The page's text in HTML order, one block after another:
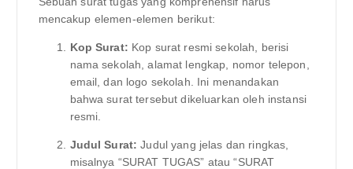
mencakup elemen-elemen berikut:
Kop Surat: Kop surat resmi sekolah, berisi
nama sekolah, alamat lengkap, nomor telepon,
email, dan logo sekolah. Ini menandakan
bahwa surat tersebut dikeluarkan oleh instansi
resmi.
Judul Surat: Judul yang jelas dan ringkas,
misalnya “SURAT TUGAS” atau “SURAT